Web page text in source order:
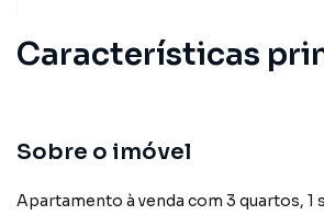
Características
Sobre o imóvel
Apartamento à venda com 3 quartos, 1